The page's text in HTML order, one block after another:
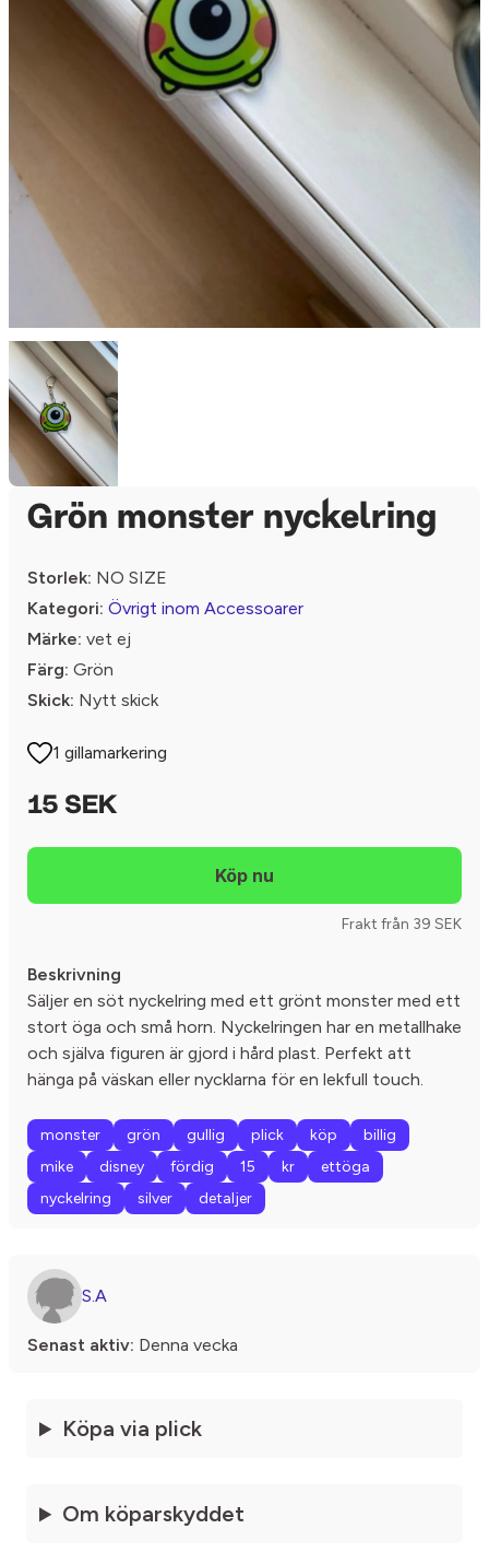
Grön monster nyckelring
Storlek: NO SIZE
Kategori: Övrigt inom Accessoarer
Märke: vet ej
Färg: Grön
Skick: Nytt skick
1 gillamarkering
15 SEK
Frakt från 39 SEK
Beskrivning
Säljer en söt nyckelring med ett grönt monster med ett
stort öga och små horn. Nyckelringen har en metallhake
och själva figuren är gjord i hård plast. Perfekt att
hänga på väskan eller nycklarna för en lekfull touch.
monster grön gullig plick köp
billig
mike
disney fördig 15 kr
ettöga
nyckelring
silver detaljer
S.A
Senast aktiv: Denna vecka
Köpa via plick
Om köparskyddet